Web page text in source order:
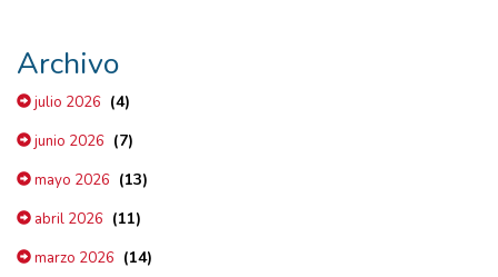
Archivo
julio 2026 (4)
junio 2026 (7)
mayo 2026 (13)
abril 2026 (11)
marzo 2026 (14)